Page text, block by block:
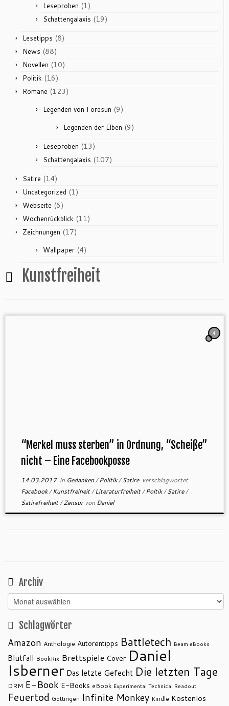
Leseproben (1)
Schattengalaxis (19)
Lesetipps (8)
News (88)
Novellen (10)
Politik (16)
Romane (123)
Legenden von Foresun (9)
Legenden der Elben (9)
Leseproben (13)
Schattengalaxis (107)
Satire (14)
Uncategorized (1)
Webseite (6)
Wochenrückblick (11)
Zeichnungen (17)
Wallpaper (4)
Kunstfreiheit
4
“Merkel muss sterben” in Ordnung, “Scheiße”
nicht – Eine Facebookposse
14.03.2017in Gedanken/Politik/Satire verschlagwortet
Facebook/Kunstfreiheit/Literaturfreiheit/Poltik/Satire/
Satirefreiheit/Zensur von Daniel
Archiv
Archiv
Schlagwörter
Amazon Anthologie Autorentipps Battletech Beam eBooks
Blutfall BookRix Brettspiele Cover Daniel
Isberner Das letzte Gefecht Die letzten Tage
DRM E-Book E-Books eBook Experimental Technical Readout
Feuertod Göttingen Infinite Monkey Kindle Kostenlos